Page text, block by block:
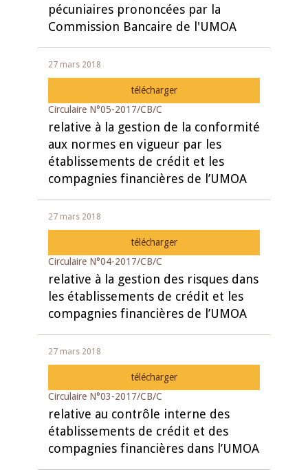
pécuniaires prononcées par la
Commission Bancaire de l'UMOA
27 mars 2018
télécharger
Circulaire N°05-2017/CB/C
relative à la gestion de la conformité
aux normes en vigueur par les
établissements de crédit et les
compagnies financières de l’UMOA
27 mars 2018
télécharger
Circulaire N°04-2017/CB/C
relative à la gestion des risques dans
les établissements de crédit et les
compagnies financières de l’UMOA
27 mars 2018
télécharger
Circulaire N°03-2017/CB/C
relative au contrôle interne des
établissements de crédit et des
compagnies financières dans l’UMOA